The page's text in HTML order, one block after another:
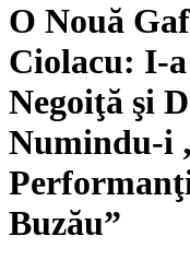
O Nouă
Ciolacu: I-
Negoiţă şi
Numindu-i
Buzău”